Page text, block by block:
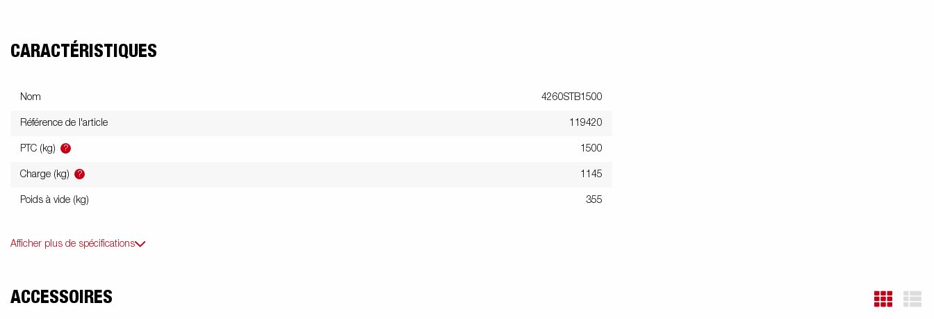
CARACTÉRISTIQUES
Nom 4260STB1500
Référence de l'article 119420
PTC (kg) ? 1500
Charge (kg) ? 1145
Poids à vide (kg) 355
Afficher plus de spécifications
ACCESSOIRES